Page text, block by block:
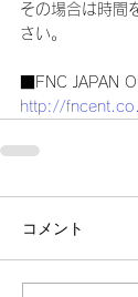
その場合は時間
さい。
■FNC JAPAN
http://
コメント